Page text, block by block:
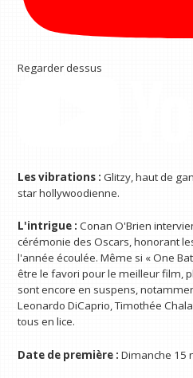
Regarder dessus
Les vibrations : Glitzy, haut de
star hollywoodienne.
L'intrigue : Conan O'Brien
cérémonie des Oscars, honorant
l'année écoulée. Même si « One
être le favori pour le meilleur film,
sont encore en suspens,
Leonardo DiCaprio, Timothée
tous en lice.
Date de première : Dimanche 15